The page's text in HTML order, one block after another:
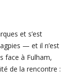
et s’est
— et il n’est
face à Fulham,
de la rencontre :